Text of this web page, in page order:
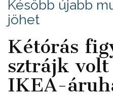
Később újabb
jöhet
Kétórás
sztrájk volt
IKEA-